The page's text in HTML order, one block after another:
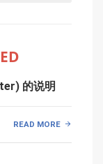
的说明
READ MORE